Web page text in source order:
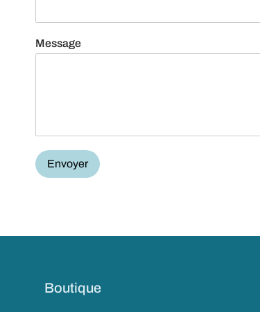
Message
Envoyer
Boutique